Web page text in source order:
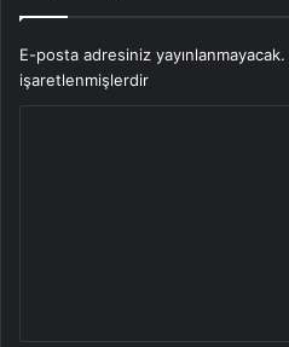
E-posta adresiniz yayınlanmayacak.
işaretlenmişlerdir